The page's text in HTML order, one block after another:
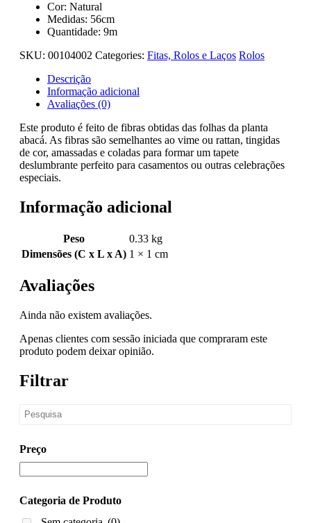
Cor: Natural
Medidas: 56cm
Quantidade: 9m
SKU: 00104002 Categories: Fitas, Rolos e Laços Rolos
Descrição
Informação adicional
Avaliações (0)
Este produto é feito de fibras obtidas das folhas da planta
abacá. As fibras são semelhantes ao vime ou rattan, tingidas
de cor, amassadas e coladas para formar um tapete
deslumbrante perfeito para casamentos ou outras celebrações
especiais.
Informação adicional
Peso
0.33 kg
Dimensões (C x L x A) 1 × 1 cm
Avaliações
Ainda não existem avaliações.
Apenas clientes com sessão iniciada que compraram este
produto podem deixar opinião.
Filtrar
Preço
Categoria de Produto